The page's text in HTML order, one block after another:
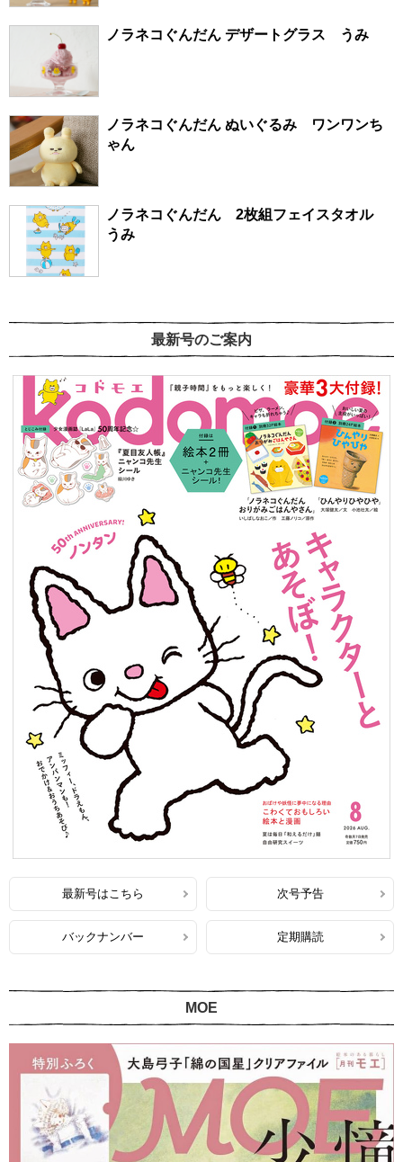
ノラネコぐんだん デザートグラス うみ
ノラネコぐんだん ぬいぐるみ ワンワンち
ゃん
ノラネコぐんだん 2枚組フェイスタオル
うみ
最新号のご案内
最新号はこちら 次号予告
バックナンバー 定期購読
MOE